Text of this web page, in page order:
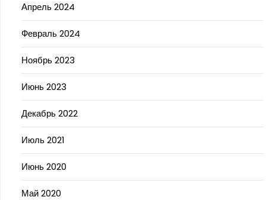
Апрель 2024
Февраль 2024
Ноябрь 2023
Июнь 2023
Декабрь 2022
Июль 2021
Июнь 2020
Май 2020